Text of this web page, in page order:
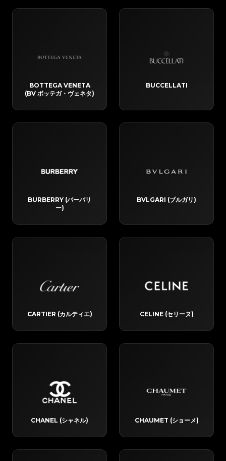
BOTTEGA VENETA
(BV ボッテガ・ヴェネタ)
BUCCELLATI
BURBERRY (バーバリ
ー)
BVLGARI (ブルガリ)
CARTIER (カルティエ) CELINE (セリーヌ)
CHANEL (シャネル) CHAUMET (ショーメ)